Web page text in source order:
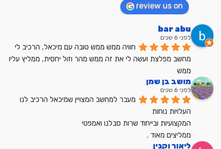
review us on
bar abu
לפני 6 שנים
ממש
מושב בן שמן
לפני 6 שנים
מעבר למחשב המצויין שמיכאל הרכיב לנו
העלויות נוחות
המקצועיות ובייחוד שרות סבלנו ואמפטי
ממליצים מאוד .
ליאור וקנין